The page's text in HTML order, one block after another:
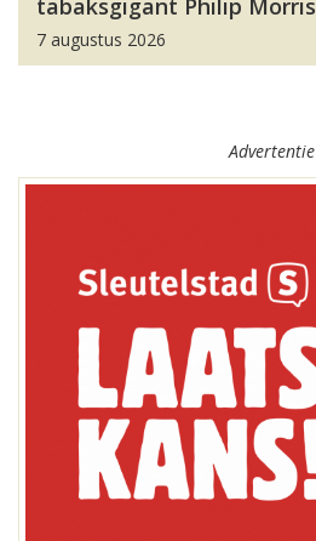
tabaksgigant Philip Morris
7 augustus 2026
Advertentie